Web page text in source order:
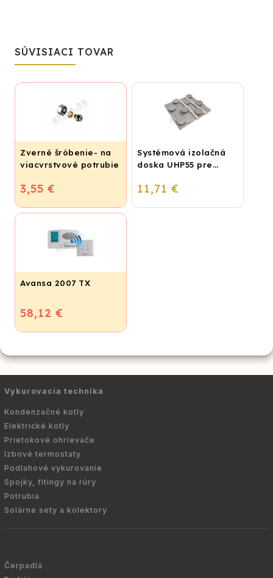
SÚVISIACI TOVAR
Zverné šróbenie- na
viacvrstvové potrubie
IVAR.TA 4420
3,55 €
Systémová izolačná
doska UHP55 pre
(STIROTERMAL BASIC)
11,71 €
Avansa 2007 TX
58,12 €
Vykurovacia technika
Kondenzačné kotly
Elektrické kotly
Prietokové ohrievače
Izbové termostaty
Podlahové vykurovanie
Spojky, fitingy na rúry
Potrubia
Solárne sety a kolektory
Čerpadlá